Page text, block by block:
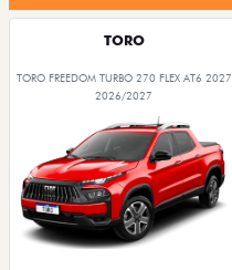
TORO
TORO FREEDOM TURBO 270 FLEX AT6 2027
2026/2027